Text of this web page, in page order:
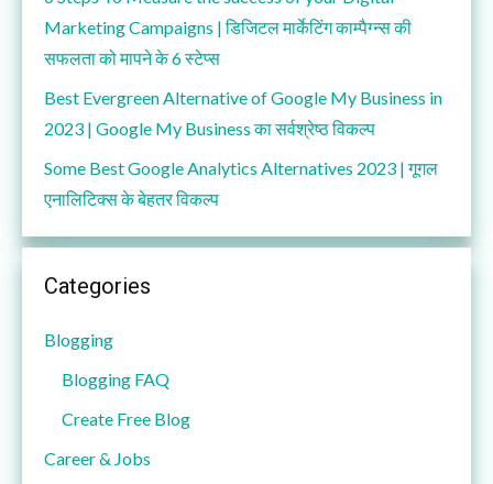
Marketing Campaigns | डिजिटल मार्केटिंग काम्पैग्न्स की
सफलता को मापने के 6 स्टेप्स
Best Evergreen Alternative of Google My Business in
2023 | Google My Business का सर्वश्रेष्ठ विकल्प
Some Best Google Analytics Alternatives 2023 | गूगल
एनालिटिक्स के बेहतर विकल्प
Categories
Blogging
Blogging FAQ
Create Free Blog
Career & Jobs